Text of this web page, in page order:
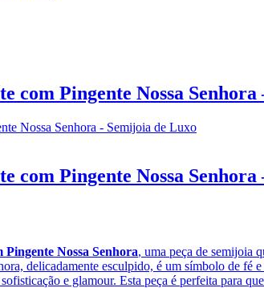
com Pingente Nossa
com Pingente Nossa
Nossa Senhora, uma peça de semijoia
delicadamente esculpido, é um símbolo de
e glamour. Esta peça é perfeita para